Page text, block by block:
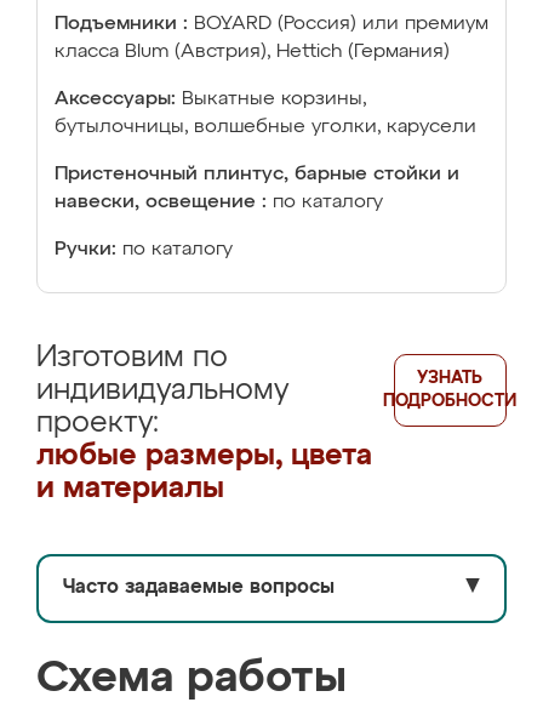
Подъемники : BOYARD (Россия) или премиум
класса Blum (Австрия), Hettich (Германия)
Аксессуары: Выкатные корзины,
бутылочницы, волшебные уголки, карусели
Пристеночный плинтус, барные стойки и
навески, освещение : по каталогу
Ручки: по каталогу
Изготовим по
индивидуальному
проекту:
любые размеры, цвета
и материалы
УЗНАТЬ
ПОДРОБНОСТИ
Часто задаваемые вопросы ▼
Схема работы